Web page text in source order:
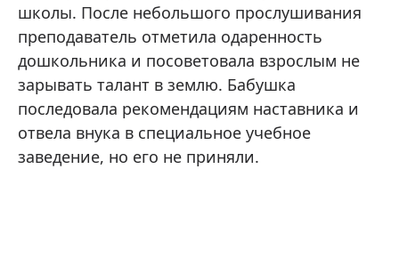
школы. После небольшого прослушивания
преподаватель отметила одаренность
дошкольника и посоветовала взрослым не
зарывать талант в землю. Бабушка
последовала рекомендациям наставника и
отвела внука в специальное учебное
заведение, но его не приняли.